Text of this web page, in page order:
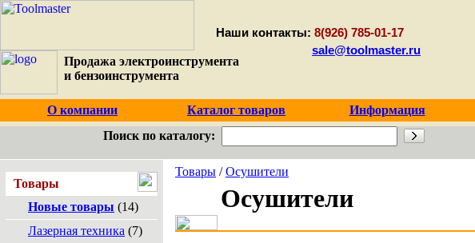
Продажа электроинструмента
и бензоинструмента
Наши контакты: 8(926) 785-01-17
sale@toolmaster.ru
О компании Каталог товаров Информация
Поиск по каталогу:
Товары
Новые товары (14)
Лазерная техника (7)
Товары /Осушители
Осушители